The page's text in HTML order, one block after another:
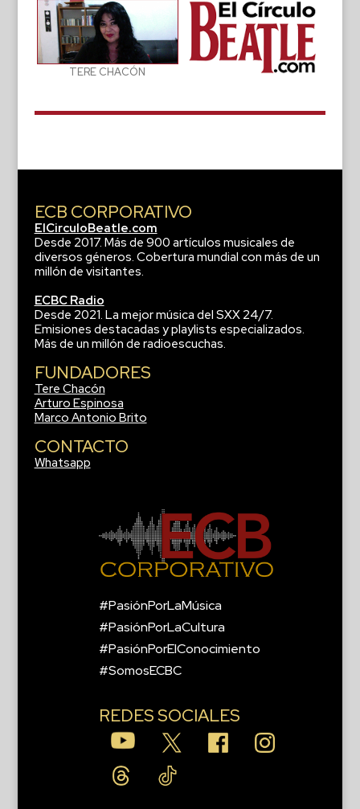
TERE CHACÓN
ECB CORPORATIVO
ElCirculoBeatle.com
Desde 2017. Más de 900 artículos musicales de
diversos géneros. Cobertura mundial con más de un
millón de visitantes.
ECBC Radio
Desde 2021. La mejor música del SXX 24/7.
Emisiones destacadas y playlists especializados.
Más de un millón de radioescuchas.
FUNDADORES
Tere Chacón
Arturo Espinosa
Marco Antonio Brito
CONTACTO
Whatsapp
#PasiónPorLaMúsica
#PasiónPorLaCultura
#PasiónPorElConocimiento
#SomosECBC
REDES SOCIALES